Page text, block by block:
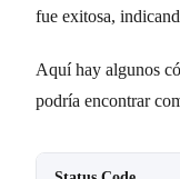
fue exitosa,
Aquí hay algunos
podría encontrar